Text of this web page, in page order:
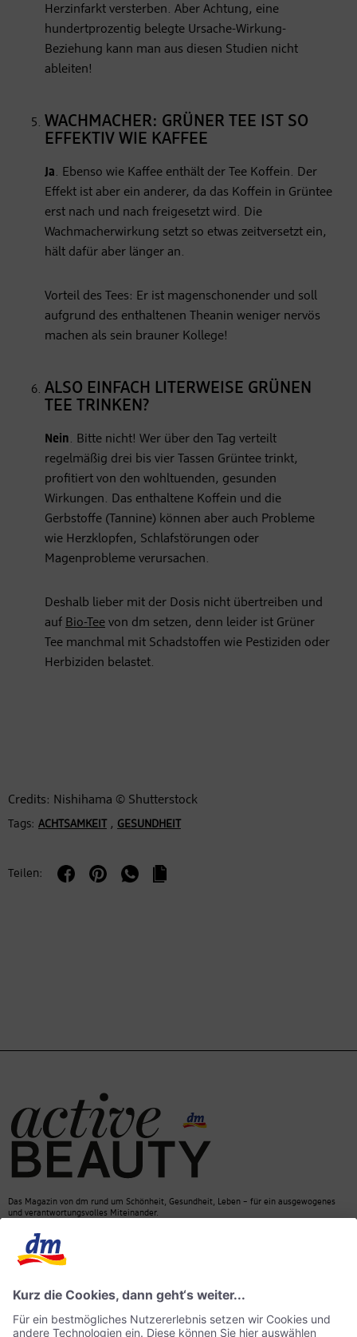
Herzinfarkt versterben. Aber Achtung, eine
hundertprozentig belegte Ursache-Wirkung-
Beziehung kann man aus diesen Studien nicht
ableiten!
WACHMACHER: GRÜNER TEE IST SO
EFFEKTIV WIE KAFFEE
Ja. Ebenso wie Kaffee enthält der Tee Koffein. Der
Effekt ist aber ein anderer, da das Koffein in Grüntee
erst nach und nach freigesetzt wird. Die
Wachmacherwirkung setzt so etwas zeitversetzt ein,
hält dafür aber länger an.
Vorteil des Tees: Er ist magenschonender und soll
aufgrund des enthaltenen Theanin weniger nervös
machen als sein brauner Kollege!
ALSO EINFACH LITERWEISE GRÜNEN
TEE TRINKEN?
Nein. Bitte nicht! Wer über den Tag verteilt
regelmäßig drei bis vier Tassen Grüntee trinkt,
profitiert von den wohltuenden, gesunden
Wirkungen. Das enthaltene Koffein und die
Gerbstoffe (Tannine) können aber auch Probleme
wie Herzklopfen, Schlafstörungen oder
Magenprobleme verursachen.
Deshalb lieber mit der Dosis nicht übertreiben und
auf Bio-Tee von dm setzen, denn leider ist Grüner
Tee manchmal mit Schadstoffen wie Pestiziden oder
Herbiziden belastet.
Credits: Nishihama © Shutterstock
Tags: ACHTSAMKEIT, GESUNDHEIT
Teilen:
Das Magazin von dm rund um Schönheit, Gesundheit, Leben – für ein ausgewogenes
und verantwortungsvolles Miteinander.